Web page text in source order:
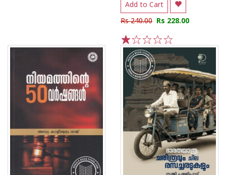
Add to Cart
Rs 240.00 Rs 228.00
5
4
3
2
1